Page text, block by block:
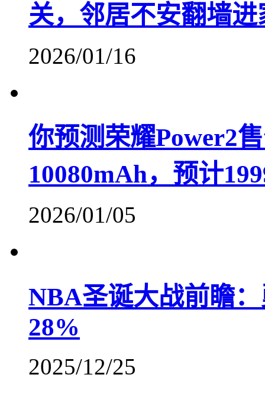
关，邻居不安翻墙
2026/01/16
你预测荣耀Power2
10080mAh，预计
2026/01/05
NBA圣诞大战前瞻
28%
2025/12/25